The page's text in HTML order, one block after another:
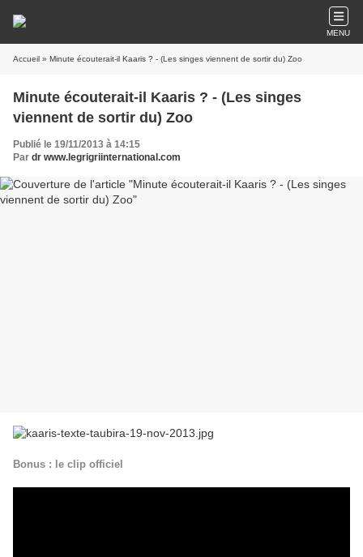
MENU
Accueil » Minute écouterait-il Kaaris ? - (Les singes viennent de sortir du) Zoo
Minute écouterait-il Kaaris ? - (Les singes
viennent de sortir du) Zoo
Publié le 19/11/2013 à 14:15
Par dr www.legrigriinternational.com
Bonus : le clip officiel